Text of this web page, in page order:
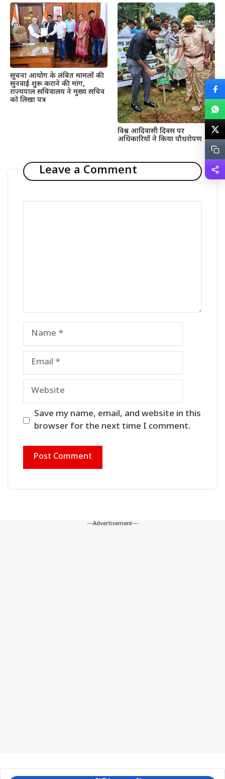
सूचना आयोग के लंबित मामलों की
सुनवाई शुरू कराने की मांग,
राज्यपाल सचिवालय ने मुख्य सचिव
को लिखा पत्र
विश्व आदिवासी दिवस पर
अधिकारियों ने किया पौधरोपण
Leave a Comment
Name
Email
Website
Save my name, email, and website in this
browser for the next time I comment.
---Advertisement---